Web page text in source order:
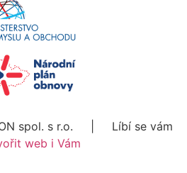
spol. s r.o. | Líbí se vám
web i Vám